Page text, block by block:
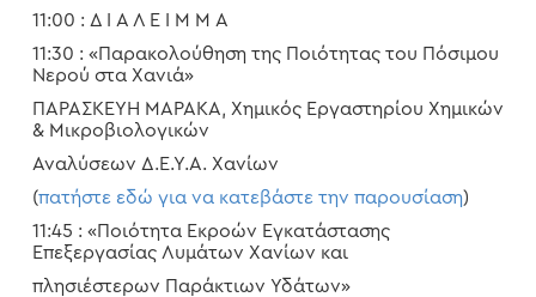
11:00 : Δ Ι Α Λ Ε Ι Μ Μ Α
11:30 : «Παρακολούθηση της Ποιότητας του Πόσιμου
Νερού στα Χανιά»
ΠΑΡΑΣΚΕΥΗ ΜΑΡΑΚΑ, Χημικός Εργαστηρίου Χημικών
& Μικροβιολογικών
Αναλύσεων Δ.Ε.Υ.Α. Χανίων
(πατήστε εδώ για να κατεβάστε την παρουσίαση)
11:45 : «Ποιότητα Εκροών Εγκατάστασης
Επεξεργασίας Λυμάτων Χανίων και
πλησιέστερων Παράκτιων Υδάτων»